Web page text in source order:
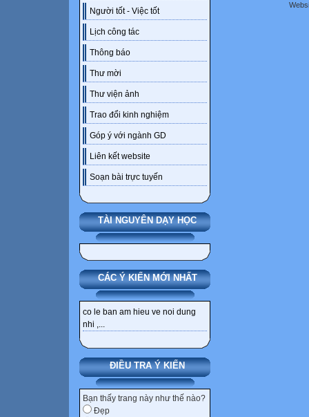
Người tốt - Việc tốt
Lịch công tác
Thông báo
Thư mời
Thư viện ảnh
Trao đổi kinh nghiệm
Góp ý với ngành GD
Liên kết website
Soạn bài trực tuyến
TÀI NGUYÊN DẠY HỌC
CÁC Ý KIẾN MỚI NHẤT
co le ban am hieu ve noi dung
nhi ,...
ĐIỀU TRA Ý KIẾN
Bạn thấy trang này như thế nào?
Đẹp